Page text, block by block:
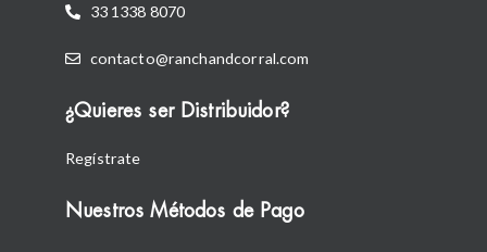
33 1338 8070
contacto@ranchandcorral.com
¿Quieres ser Distribuidor?
Regístrate
Nuestros Métodos de Pago